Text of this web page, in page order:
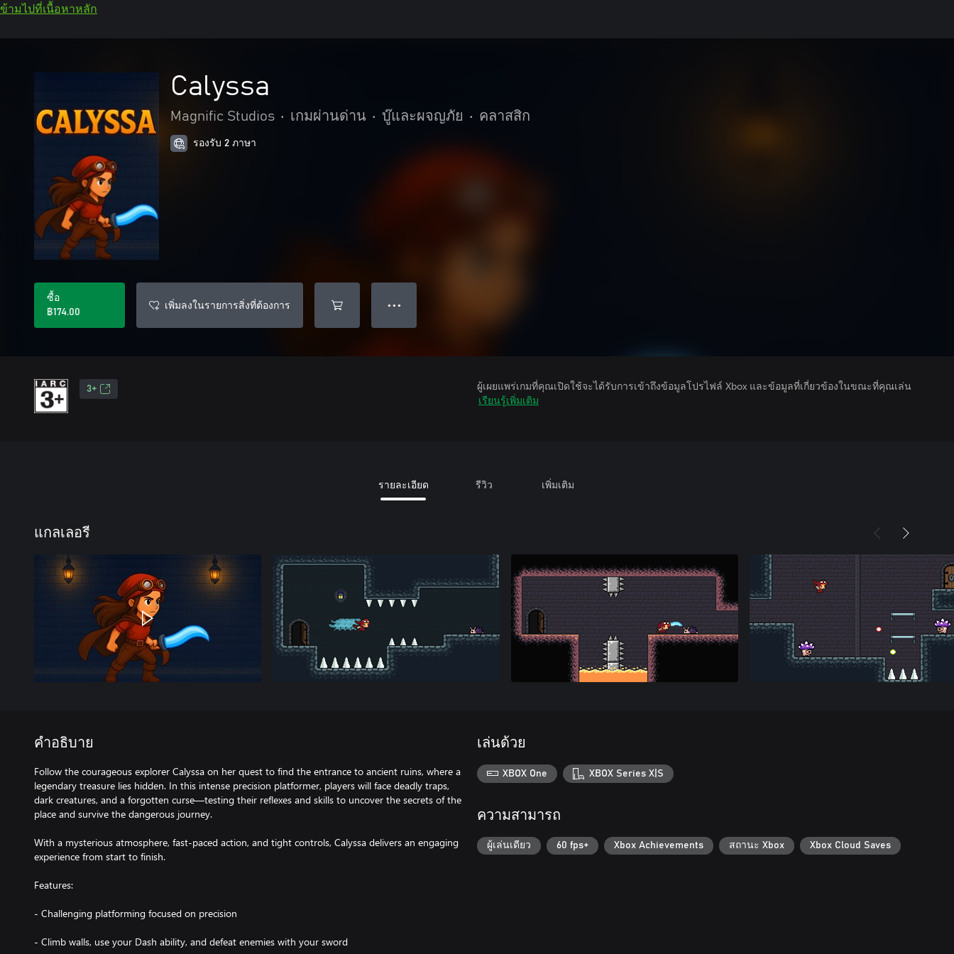
ข้ามไปที่เนื้อหาหลัก
Calyssa
Magnific Studios • เกมผ่านด่าน • บู๊และผจญภัย • คลาสสิก
รองรับ 2 ภาษา
ซื้อ
฿174.00
เพิ่มลงในรายการสิ่งที่ต้องการ ● ● ●
3+
ผู้เผยแพร่เกมที่คุณเปิดใช้จะได้รับการเข้าถึงข้อมูลโปรไฟล์ Xbox และข้อมูลที่เกี่ยวข้องในขณะที่คุณเล่น
เรียนรู้เพิ่มเติม
รายละเอียด รีวิว เพิ่มเติม
แกลเลอรี
คำอธิบาย
Follow the courageous explorer Calyssa on her quest to find the entrance to ancient ruins, where a
legendary treasure lies hidden. In this intense precision platformer, players will face deadly traps,
dark creatures, and a forgotten curse—testing their reflexes and skills to uncover the secrets of the
place and survive the dangerous journey.
With a mysterious atmosphere, fast-paced action, and tight controls, Calyssa delivers an engaging
experience from start to finish.
Features:
- Challenging platforming focused on precision
- Climb walls, use your Dash ability, and defeat enemies with your sword
เล่นด้วย
XBOX One XBOX Series X|S
ความสามารถ
ผู้เล่นเดียว 60 fps+ Xbox Achievements สถานะ Xbox Xbox Cloud Saves